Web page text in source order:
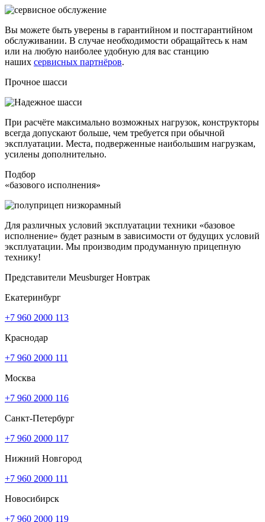
Вы можете быть уверены в гарантийном и постгарантийном
обслуживании. В случае необходимости обращайтесь к нам
или на любую наиболее удобную для вас станцию
наших сервисных партнёров.
Прочное шасси
При расчёте максимально возможных нагрузок, конструкторы
всегда допускают больше, чем требуется при обычной
эксплуатации. Места, подверженные наибольшим нагрузкам,
усилены дополнительно.
Подбор
«базового исполнения»
Для различных условий эксплуатации техники «базовое
исполнение» будет разным в зависимости от будущих условий
эксплуатации. Мы производим продуманную прицепную
технику!
Представители Meusburger Новтрак
Екатеринбург
+7 960 2000 113
Краснодар
+7 960 2000 111
Москва
+7 960 2000 116
Санкт-Петербург
+7 960 2000 117
Нижний Новгород
+7 960 2000 111
Новосибирск
+7 960 2000 119